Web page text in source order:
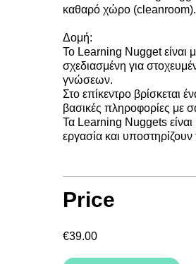
καθαρό χώρο (cleanroom).
Δομή:
Το Learning Nugget είναι
σχεδιασμένη για
γνώσεων.
Στο επίκεντρο βρίσκεται
βασικές πληροφορίες με
Τα Learning Nuggets είναι
εργασία και
Price
€39.00